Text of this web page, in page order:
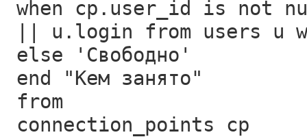
when cp.user_id is
|| u.login from users u
else 'Свободно'
end "Кем занято"
from
connection_points cp